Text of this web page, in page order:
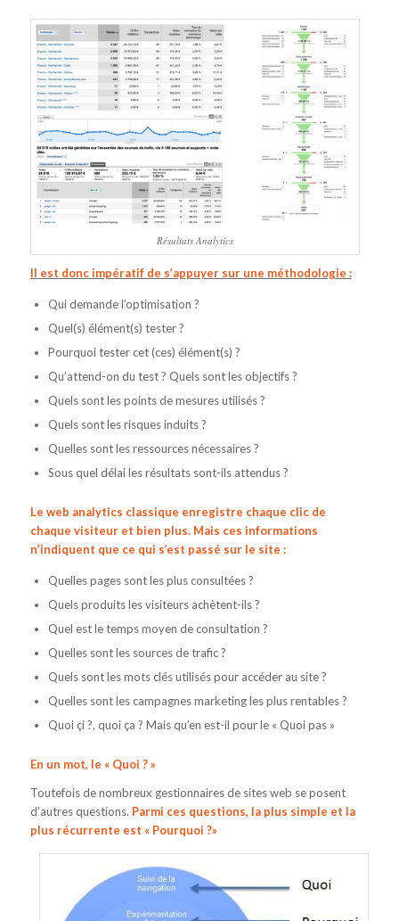
Résultats Analytics
Il est donc impératif de s’appuyer sur une méthodologie :
Qui demande l’optimisation ?
Quel(s) élément(s) tester ?
Pourquoi tester cet (ces) élément(s) ?
Qu’attend-on du test ? Quels sont les objectifs ?
Quels sont les points de mesures utilisés ?
Quels sont les risques induits ?
Quelles sont les ressources nécessaires ?
Sous quel délai les résultats sont-ils attendus ?
Le web analytics classique enregistre chaque clic de
chaque visiteur et bien plus. Mais ces informations
n’indiquent que ce qui s’est passé sur le site :
Quelles pages sont les plus consultées ?
Quels produits les visiteurs achètent-ils ?
Quel est le temps moyen de consultation ?
Quelles sont les sources de trafic ?
Quels sont les mots clés utilisés pour accéder au site ?
Quelles sont les campagnes marketing les plus rentables ?
Quoi çi ?, quoi ça ? Mais qu’en est-il pour le « Quoi pas »
En un mot, le « Quoi ? »
Toutefois de nombreux gestionnaires de sites web se posent
d’autres questions. Parmi ces questions, la plus simple et la
plus récurrente est « Pourquoi ?»